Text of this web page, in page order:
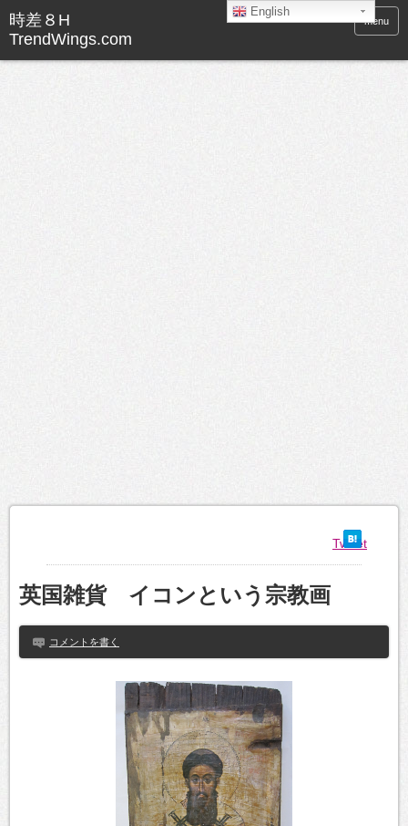
menu
Tweet
英国雑貨 イコンという宗教画
コメントを書く
English